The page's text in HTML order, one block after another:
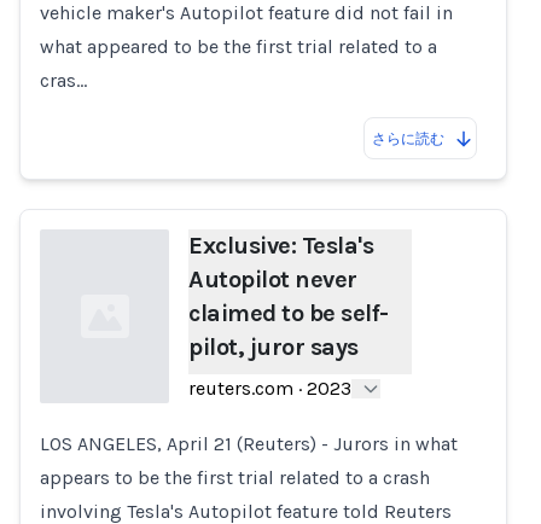
vehicle maker's Autopilot feature did not fail in
what appeared to be the first trial related to a
cras…
さらに読む
Loading...
Exclusive: Tesla's
Autopilot never
claimed to be self-
pilot, juror says
reuters.com · 2023
LOS ANGELES, April 21 (Reuters) - Jurors in what
appears to be the first trial related to a crash
involving Tesla's Autopilot feature told Reuters